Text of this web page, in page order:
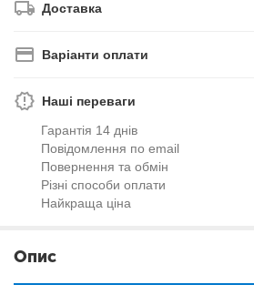
Доставка
Варіанти оплати
Наші переваги
Гарантія 14 днів
Повідомлення по email
Повернення та обмін
Різні способи оплати
Найкраща ціна
Опис